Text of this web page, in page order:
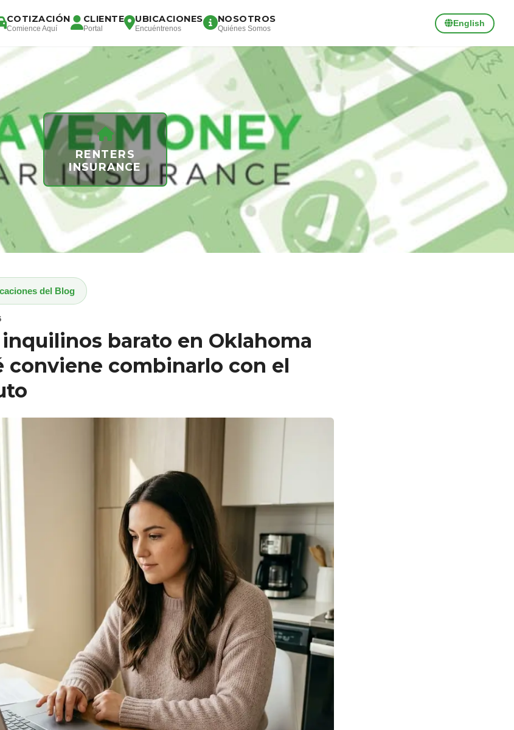
COTIZACIÓN
Comience Aquí
CLIENTE
Portal
UBICACIONES
Encuéntrenos
NOSOTROS
Quiénes Somos
English
RENTERS
INSURANCE
del Blog
barato en Oklahoma
conviene combinarlo con el